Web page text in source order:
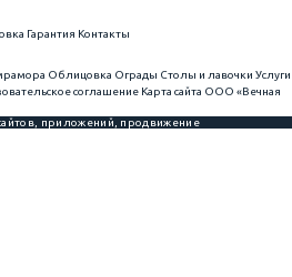
Гарантия Контакты
Облицовка Ограды Столы и лавочки Услуги
соглашение Карта сайта ООО «Вечная
приложений, продвижение